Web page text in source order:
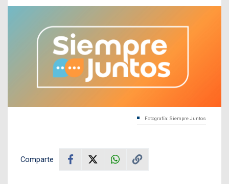
Fotografía: Siempre Juntos
Comparte